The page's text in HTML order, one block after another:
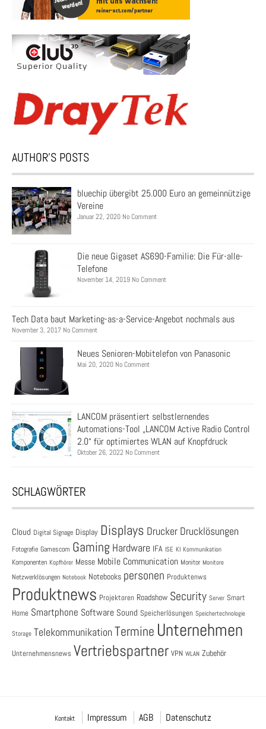
AUTHOR’S POSTS
bluechip übergibt 25.000 Euro an gemeinnützige
Vereine
Januar 22, 2020 No Comment
Die neue Gigaset AS690-Familie: Die Für-alle-
Telefone
November 14, 2019 No Comment
Tech Data baut Marketing-as-a-Service-Angebot nochmals aus
November 3, 2017 No Comment
Neues Senioren-Mobitelefon von Panasonic
Mai 20, 2020 No Comment
LANCOM präsentiert selbstlernendes
Automations-Tool „LANCOM Active Radio Control
2.0“ für optimiertes WLAN auf Knopfdruck
Oktober 26, 2022 No Comment
SCHLAGWÖRTER
Cloud Digital Signage Display Displays Drucker Drucklösungen
Fotografie Gamescom Gaming Hardware IFA ISE KI Kommunikation
Komponenten Kopfhörer Messe Mobile Communication Monitor Monitore
Netzwerklösungen Notebook Notebooks personen Produktenws
Produktnews Projektoren Roadshow Security Server Smart
Home Smartphone Software Sound Speicherlösungen Speichertechnologie
Storage Telekommunikation Termine Unternehmen
Unternehmensnews Vertriebspartner VPN WLAN Zubehör
Kontakt Impressum AGB Datenschutz